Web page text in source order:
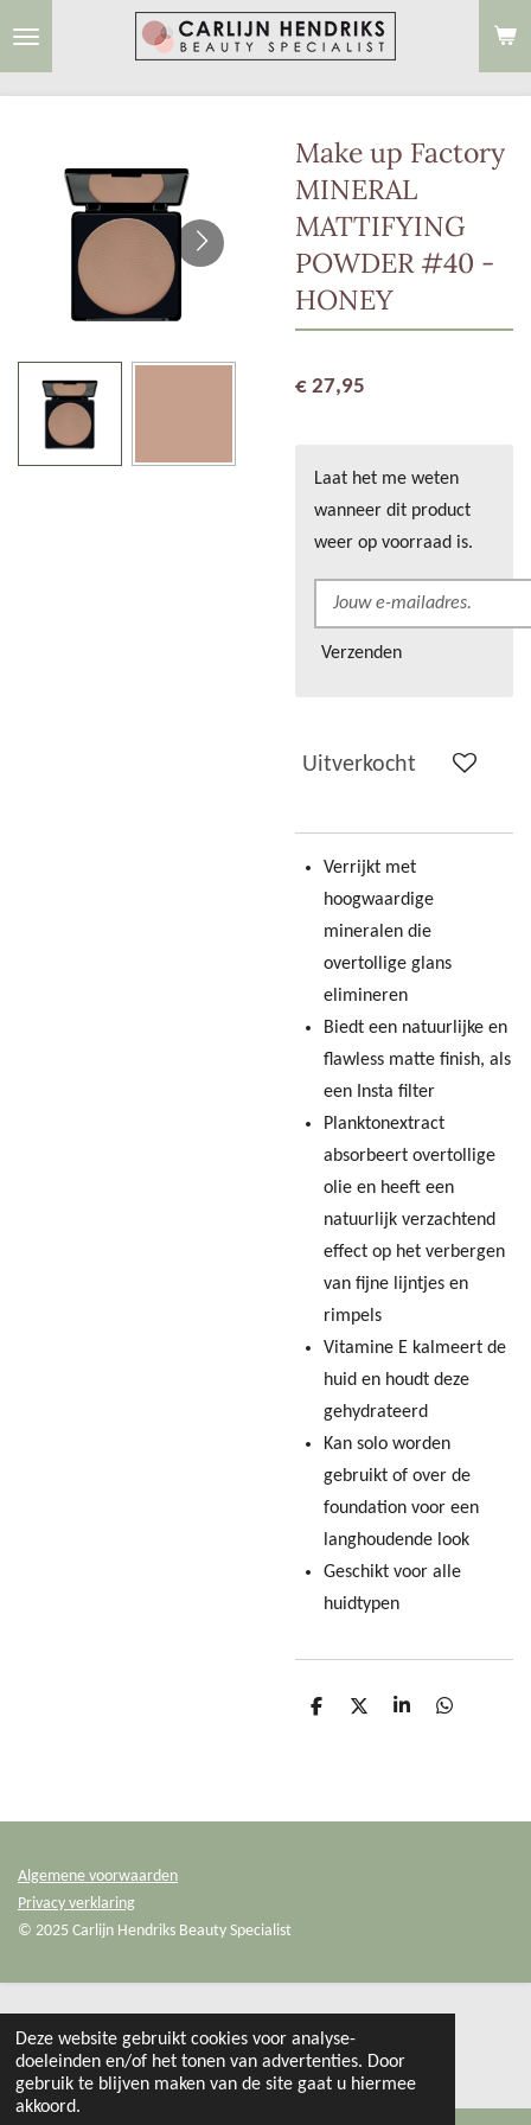
Deze website gebruikt cookies voor analyse-
doeleinden en/of het tonen van advertenties. Door
gebruik te blijven maken van de site gaat u hiermee
akkoord.
Ga
Make up Factory
MINERAL
MATTIFYING
POWDER #40 -
HONEY
€ 27,95
Laat het me weten
wanneer dit product
weer op voorraad is.
Verzenden
Uitverkocht
Verrijkt met
hoogwaardige
mineralen die
overtollige glans
elimineren
Biedt een natuurlijke en
flawless matte finish, als
een Insta filter
Planktonextract
absorbeert overtollige
olie en heeft een
natuurlijk verzachtend
effect op het verbergen
van fijne lijntjes en
rimpels
Vitamine E kalmeert de
huid en houdt deze
gehydrateerd
Kan solo worden
gebruikt of over de
foundation voor een
langhoudende look
Geschikt voor alle
huidtypen
D
D
S
D
Algemene voorwaarden
Privacy verklaring
© 2025 Carlijn Hendriks Beauty Specialist